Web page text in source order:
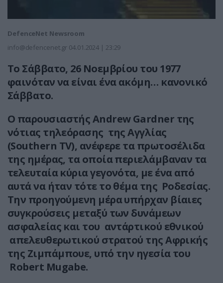
DefenceNet Newsroom
info@defencenet.gr 04.01.2024 | 23:29
Το Σάββατο, 26 Νοεμβρίου του 1977
φαινόταν να είναι ένα ακόμη… κανονικό
Σάββατο.
Ο παρουσιαστής Andrew Gardner της
νότιας τηλεόρασης της Αγγλίας
(Southern TV), ανέφερε τα πρωτοσέλιδα
της ημέρας, τα οποία περιελάμβαναν τα
τελευταία κύρια γεγονότα, με ένα από
αυτά να ήταν τότε το θέμα της Ροδεσίας.
Την προηγούμενη μέρα υπήρχαν βίαιες
συγκρούσεις μεταξύ των δυνάμεων
ασφαλείας και του αντάρτικού εθνικού
απελευθερωτικού στρατού της Αφρικής
της Ζιμπάμπουε, υπό την ηγεσία του
Robert Mugabe.